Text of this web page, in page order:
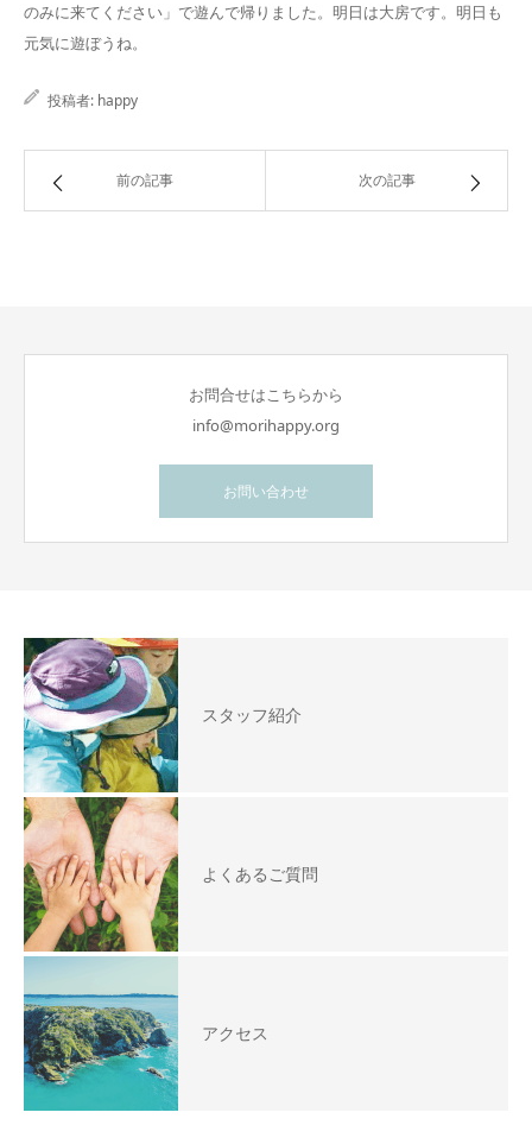
のみに来てください」で遊んで帰りました。明日は大房です。明日も
元気に遊ぼうね。
投稿者: happy
前の記事 次の記事
お問合せはこちらから
info@morihappy.org
お問い合わせ
スタッフ紹介
よくあるご質問
アクセス